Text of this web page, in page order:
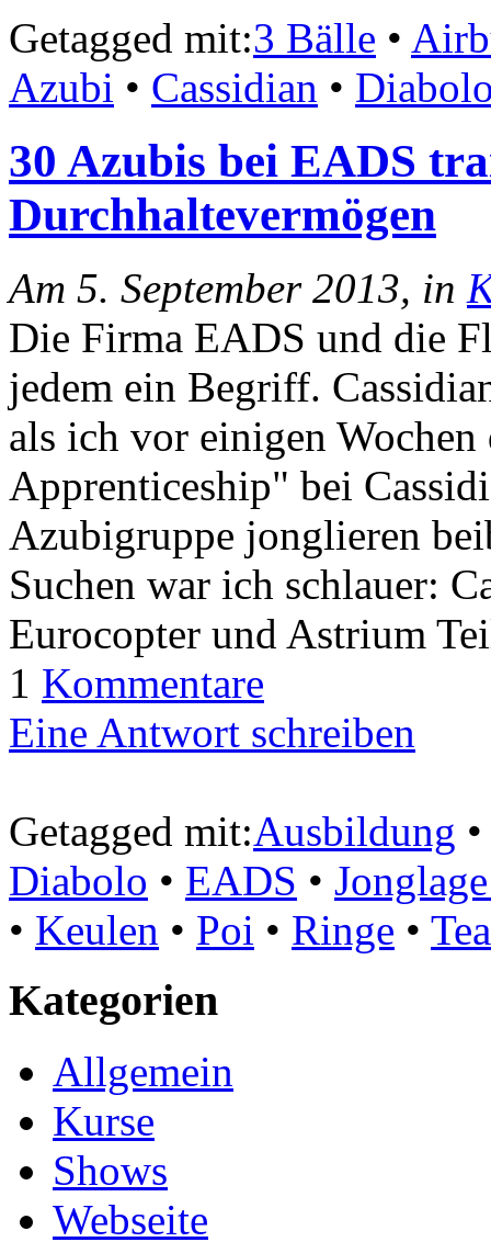
Getagged mit:3 Bälle •
Azubi • Cassidian •
30 Azubis bei EADS
Durchhaltevermögen
Am 5. September 2013, in
Die Firma EADS und die
jedem ein Begriff.
als ich vor einigen
Apprenticeship" bei
Azubigruppe jonglieren
Suchen war ich schlauer:
Eurocopter und Astrium
1 Kommentare
Eine Antwort schreiben
Getagged mit:Ausbildung •
Diabolo • EADS •
• Keulen • Poi • Ringe •
Kategorien
Allgemein
Kurse
Shows
Webseite